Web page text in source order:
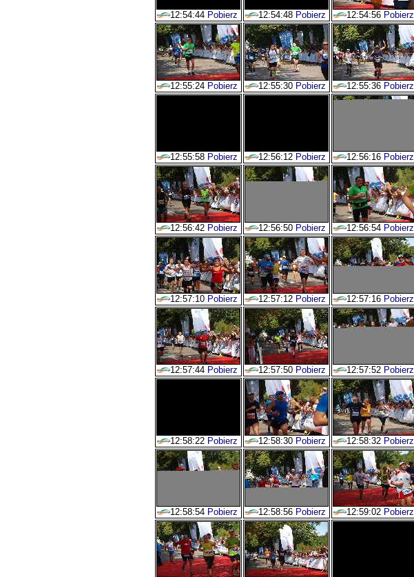
12:54:44 Pobierz 12:54:48 Pobierz 12:54:56 Pobierz
12:55:24 Pobierz 12:55:30 Pobierz 12:55:36 Pobierz
12:55:58 Pobierz 12:56:12 Pobierz 12:56:16 Pobierz
12:56:42 Pobierz 12:56:50 Pobierz 12:56:54 Pobierz
12:57:10 Pobierz 12:57:12 Pobierz 12:57:16 Pobierz
12:57:44 Pobierz 12:57:50 Pobierz 12:57:52 Pobierz
12:58:22 Pobierz 12:58:30 Pobierz 12:58:32 Pobierz
12:58:54 Pobierz 12:58:56 Pobierz 12:59:02 Pobierz